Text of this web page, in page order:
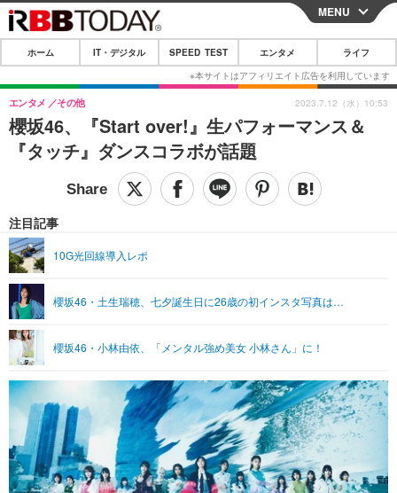
CLOSE
ホーム
IT・デジタル
IT・デジタルTOP スマートフォン
ショッピング その他
SPEED TEST
エンタメTOP 映画・ドラマ
グラビア ブログ
ショッピング その他
ライフTOP
リリース一覧
プッシュ通知の停止方法
MENU
ホーム IT・デジタル SPEED TEST エンタメ ライフ
櫻坂46、『Start over!』生パフォーマンス＆
『タッチ』ダンスコラボが話題
エンタメ その他
注目記事
10G光回線導入レポ
櫻坂46・土生瑞穂、七夕誕生日に26歳の初インスタ写真は…
櫻坂46・小林由依、「メンタル強め美女 小林さん」に！
2023.7.12（水）10:53